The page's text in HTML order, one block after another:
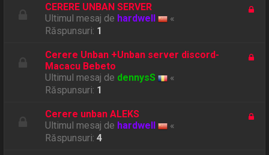
CERERE UNBAN SERVER
Ultimul mesaj de hardwell
«
Răspunsuri: 1
Cerere Unban +Unban server discord-
Macacu Bebeto
Ultimul mesaj de dennysS
«
Răspunsuri: 1
Cerere unban ALEKS
Ultimul mesaj de hardwell
«
Răspunsuri:4